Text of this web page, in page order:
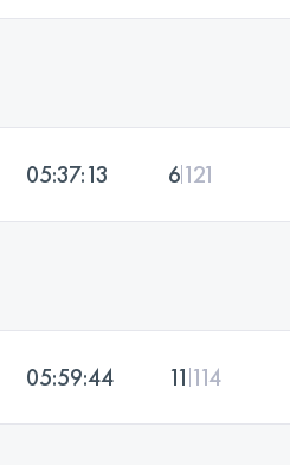
05:37:13 6121
05:59:44 11 114